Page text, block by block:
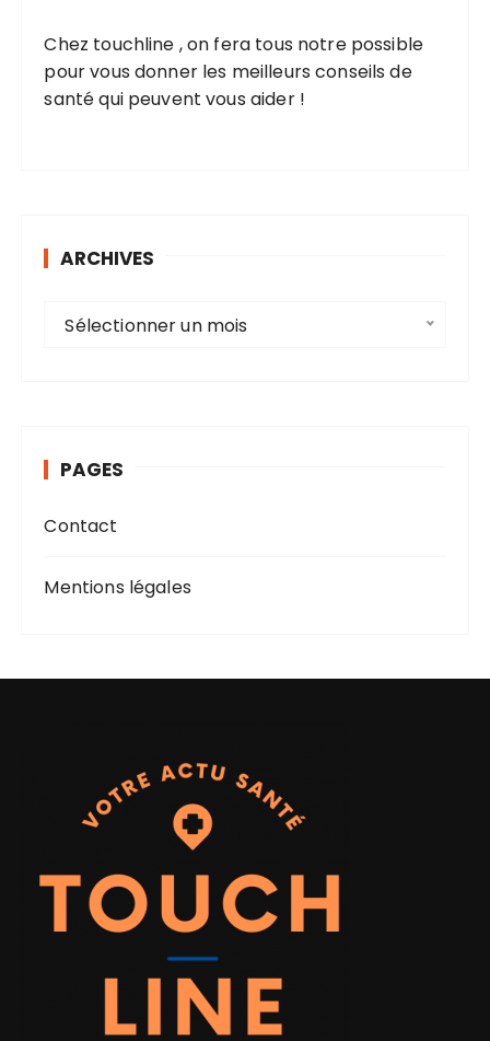
Chez touchline , on fera tous notre possible
pour vous donner les meilleurs conseils de
santé qui peuvent vous aider !
ARCHIVES
e
Sélectionner un mois
PAGES
Contact
Mentions légales